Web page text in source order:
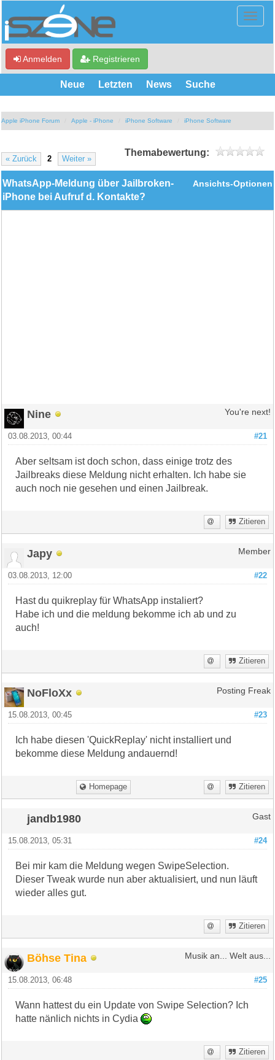
Anmelden Registrieren
Neue Letzten News Suche
Apple iPhone Forum Apple - iPhone iPhone Software iPhone Software
« Zurück 2 Weiter »
Themabewertung:
Ansichts-Optionen
WhatsApp-Meldung über Jailbroken-
iPhone bei Aufruf d. Kontakte?
Nine You're next!
#21
03.08.2013, 00:44
Aber seltsam ist doch schon, dass einige trotz des
Jailbreaks diese Meldung nicht erhalten. Ich habe sie
auch noch nie gesehen und einen Jailbreak.
Zitieren
Japy Member
#22
03.08.2013, 12:00
Hast du quikreplay für WhatsApp instaliert?
Habe ich und die meldung bekomme ich ab und zu
auch!
Zitieren
NoFloXx Posting Freak
#23
15.08.2013, 00:45
Ich habe diesen 'QuickReplay' nicht installiert und
bekomme diese Meldung andauernd!
Homepage Zitieren
jandb1980 Gast
#24
15.08.2013, 05:31
Bei mir kam die Meldung wegen SwipeSelection.
Dieser Tweak wurde nun aber aktualisiert, und nun läuft
wieder alles gut.
Zitieren
Böhse Tina Musik an... Welt aus...
#25
15.08.2013, 06:48
Wann hattest du ein Update von Swipe Selection? Ich
hatte nänlich nichts in Cydia
Zitieren